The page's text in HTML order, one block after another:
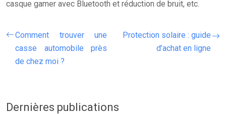
casque gamer avec Bluetooth et réduction de bruit, etc.
Comment trouver une
casse automobile près
de chez moi ?
Protection solaire : guide
d’achat en ligne
Dernières publications